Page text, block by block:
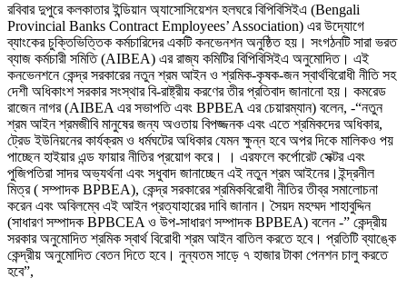
রবিবার দুপুরে কলকাতার ইন্ডিয়ান অ্যাসোসিয়েশন হলঘরে বিপিবিসিইএ (Bengali
Provincial Banks Contract Employees’ Association) এর উদ্যোগে
ব্যাংকের চুক্তিভিত্তিক কর্মচারিদের একটি কনভেনশন অনুষ্ঠিত হয়। সংগঠনটি সারা ভরত
ব্যাজ কর্মচারী সমিতি (AIBEA) এর রাজ্য কমিটির বিপিবিসিইএ অনুমোদিত। এই
কনভেনশনে কেন্দ্র সরকারের নতুন শ্রম আইন ও শ্রমিক-কৃষক-জন স্বার্থবিরোধী নীতি সহ
দেশী অধিকাংশ সরকার সংস্থার বি-রাষ্ট্রীয় করণের তীর প্রতিবাদ জানানো হয়। কমরেড
রাজেন নাগর (AIBEA এর সভাপতি এবং BPBEA এর চেয়ারম্যান) বলেন, -“নতুন
শ্রম আইন শ্রমজীবি মানুষের জন্য অওতায় বিপজ্জনক এবং এতে শ্রমিকদের অধিকার,
ট্রেড ইউনিয়নের কার্যক্রম ও ধর্মঘটের অধিকার যেমন ক্ষুন্ন হবে অপর দিকে মালিকও পয়
পাচ্ছেন হাইয়ার এন্ড ফায়ার নীতির প্রয়োগ করে। । এরফলে কর্পোরেট সেক্টর এবং
পুজিপতিরা সাদর অভ্যর্থনা এবং সধুবাদ জানাচ্ছেন এই নতুন শ্রম আইনের।ইন্দ্রনীল
মিত্র ( সম্পাদক BPBEA), কেন্দ্র সরকারের শ্রমিকবিরোধী নীতির তীব্র সমালোচনা
করেন এবং অবিলম্বে এই আইন প্রত্যাহারের দাবি জানান। সৈয়দ মহম্মদ শাহাবুদ্দিন
(সাধারণ সম্পাদক BPBCEA ও উপ-সাধারণ সম্পাদক BPBEA) বলেন -” কেন্দ্রীয়
সরকার অনুমোদিত শ্রমিক স্বার্থ বিরোধী শ্রম আইন বাতিল করতে হবে। প্রতিটি ব্যাঙ্কে
কেন্দ্রীয় অনুমোদিত বেতন দিতে হবে। নুন্যতম সাড়ে ৭ হাজার টাকা পেনশন চালু করতে
হবে”,